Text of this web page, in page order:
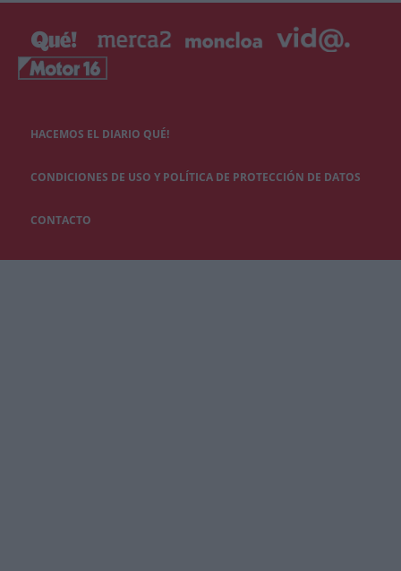
HACEMOS EL DIARIO QUÉ!
CONDICIONES DE USO Y POLÍTICA DE PROTECCIÓN DE DATOS
CONTACTO